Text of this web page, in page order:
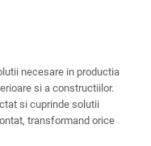
necesare in productia
si a constructiilor.
si cuprinde solutii
transformand orice